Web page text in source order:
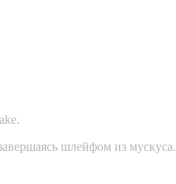
шлейфом из мускуса.